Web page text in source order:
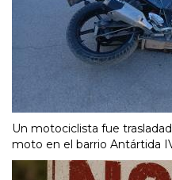
Un motociclista fue
moto en el barrio Antártida